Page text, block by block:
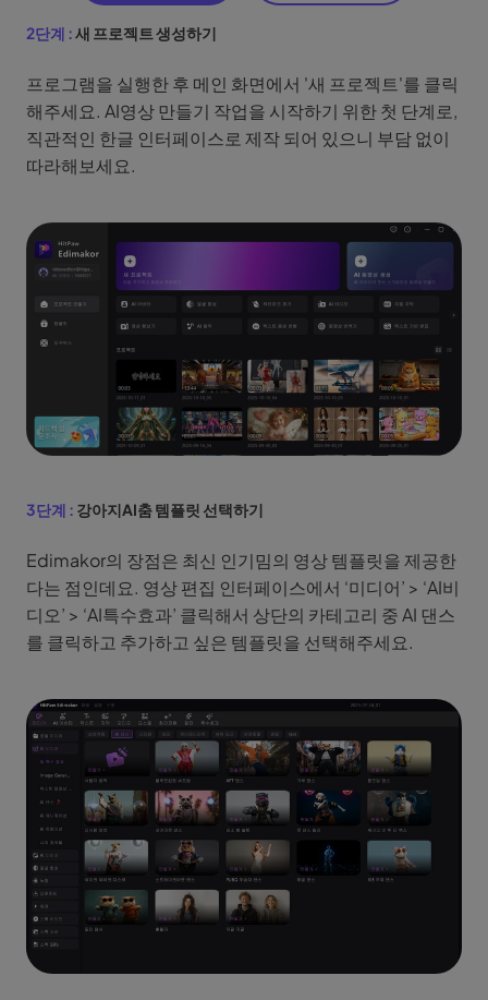
2단계 :새 프로젝트 생성하기
프로그램을 실행한 후 메인 화면에서 '새 프로젝트'를 클릭
해주세요. AI영상 만들기 작업을 시작하기 위한 첫 단계로,
직관적인 한글 인터페이스로 제작 되어 있으니 부담 없이
따라해보세요.
3단계 : 강아지AI춤 템플릿 선택하기
Edimakor의 장점은 최신 인기밈의 영상 템플릿을 제공한
다는 점인데요. 영상 편집 인터페이스에서 ‘미디어’ > ‘AI비
디오’ > ‘AI특수효과’ 클릭해서 상단의 카테고리 중 AI 댄스
를 클릭하고 추가하고 싶은 템플릿을 선택해주세요.